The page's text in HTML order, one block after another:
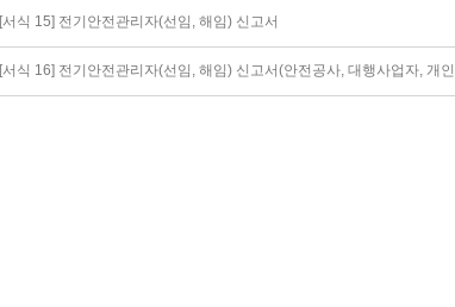
[서식 15] 전기안전관리자(선임, 해임) 신고서
[서식 16] 전기안전관리자(선임, 해임) 신고서(안전공사, 대행사업자, 개